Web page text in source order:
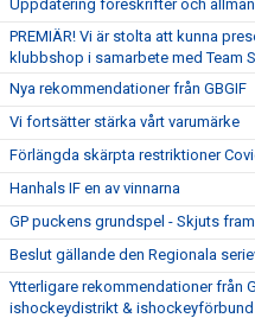
Uppdatering föreskrifter och
PREMIÄR! Vi är stolta att kunna
klubbshop i samarbete med Team
Nya rekommendationer från GBGIF
Vi fortsätter stärka vårt varumärke
Förlängda skärpta restriktioner
Hanhals IF en av vinnarna
GP puckens grundspel - Skjuts fram
Beslut gällande den Regionala
Ytterligare rekommendationer från
ishockeydistrikt & ishockeyförbund